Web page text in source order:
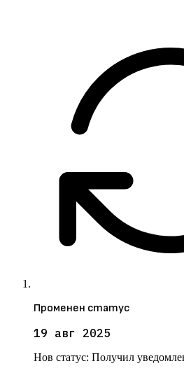
Променен статус
19 авг 2025
Нов статус: Получил